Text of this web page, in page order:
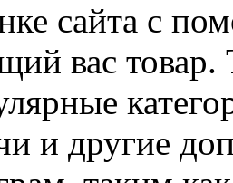
сайта с
вас
и другие